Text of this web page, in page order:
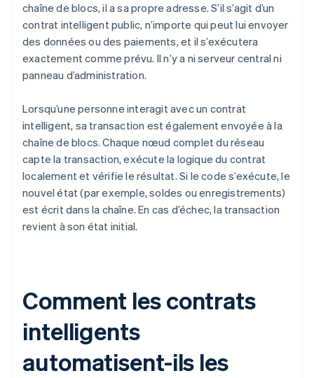
chaîne de blocs, il a sa propre adresse. S’il s’agit d’un
contrat intelligent public, n’importe qui peut lui envoyer
des données ou des paiements, et il s’exécutera
exactement comme prévu. Il n’y a ni serveur central ni
panneau d’administration.
Lorsqu’une personne interagit avec un contrat
intelligent, sa transaction est également envoyée à la
chaîne de blocs. Chaque nœud complet du réseau
capte la transaction, exécute la logique du contrat
localement et vérifie le résultat. Si le code s’exécute, le
nouvel état (par exemple, soldes ou enregistrements)
est écrit dans la chaîne. En cas d’échec, la transaction
revient à son état initial.
Comment les contrats
intelligents
automatisent-ils les